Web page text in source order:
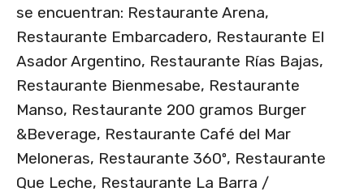
se encuentran: Restaurante Arena,
Restaurante Embarcadero, Restaurante El
Asador Argentino, Restaurante Rías Bajas,
Restaurante Bienmesabe, Restaurante
Manso, Restaurante 200 gramos Burger
&Beverage, Restaurante Café del Mar
Meloneras, Restaurante 360º, Restaurante
Que Leche, Restaurante La Barra /